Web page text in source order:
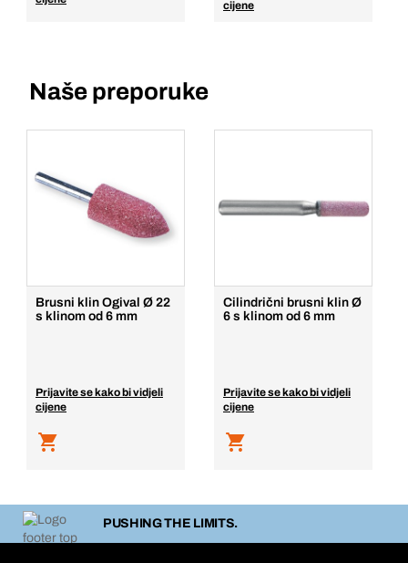
cijene
Naše preporuke
Brusni klin Ogival Ø 22
s klinom od 6 mm
Prijavite se kako bi vidjeli
cijene
Cilindrični brusni klin Ø
6 s klinom od 6 mm
Prijavite se kako bi vidjeli
cijene
PUSHING THE LIMITS.